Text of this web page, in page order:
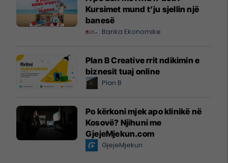
Kursimet mund t’ju sjellin një
banesë
Banka Ekonomike
Plan B Creative rrit ndikimin e
biznesit tuaj online
Plan B
Po kërkoni mjek apo klinikë në
Kosovë? Njihuni me
GjejeMjekun.com
GjejeMjekun